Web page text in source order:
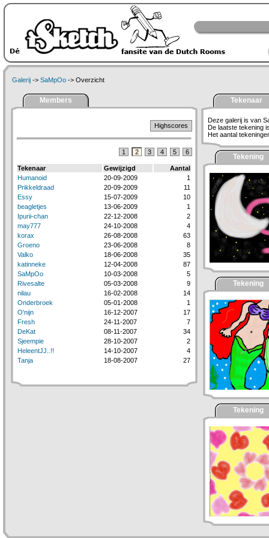
Galerij -> SaMpOo -> Overzicht
Members
Highscores
1 2 3 4 5 6
Tekenaar Gewijzigd
Aantal
Humanoid
20-09-2009
1
Prikkeldraad
20-09-2009
11
Essy
15-07-2009
10
beagletjes
13-06-2009
1
Ipurii-chan
22-12-2008
2
may777
24-10-2008
4
korax
26-08-2008
63
Groeno
23-06-2008
8
Valko
18-06-2008
35
katinneke
12-04-2008
87
SaMpOo
10-03-2008
5
Rivesalte
05-03-2008
9
nilau
16-02-2008
14
Onderbroek
05-01-2008
1
O'nijn
16-12-2007
17
Fresh
24-11-2007
7
DeKat
08-11-2007
34
Sjeempie
28-10-2007
2
HeleentJJ..!!
14-10-2007
4
Tanja
18-08-2007 27
Tekenaar
Deze galerij is van
De laatste tekening
Het aantal
Tekening
Tekening
Tekening